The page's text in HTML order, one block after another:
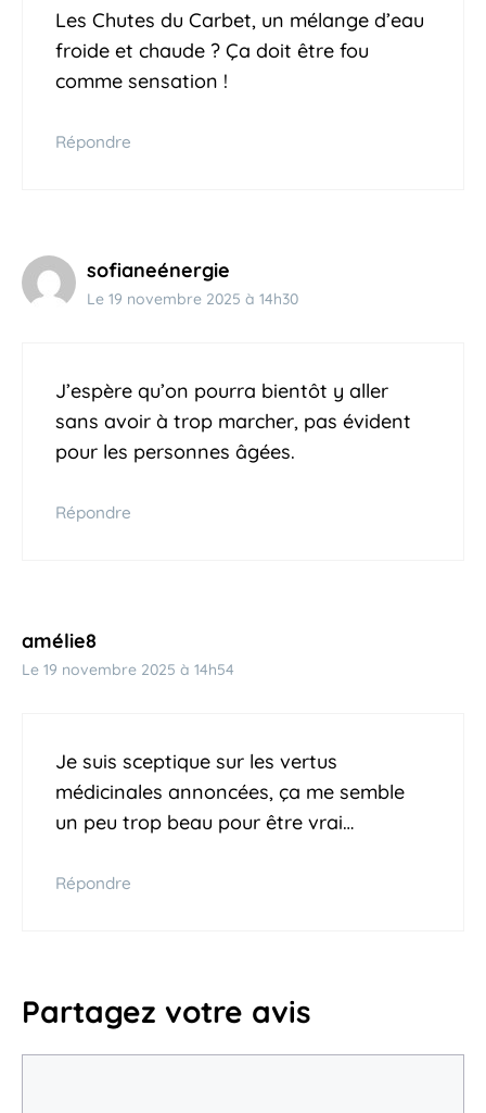
Les Chutes du Carbet, un mélange d’eau
froide et chaude ? Ça doit être fou
comme sensation !
Répondre
sofianeénergie
Le 19 novembre 2025 à 14h30
J’espère qu’on pourra bientôt y aller
sans avoir à trop marcher, pas évident
pour les personnes âgées.
Répondre
amélie8
Le 19 novembre 2025 à 14h54
Je suis sceptique sur les vertus
médicinales annoncées, ça me semble
un peu trop beau pour être vrai…
Répondre
Partagez votre avis